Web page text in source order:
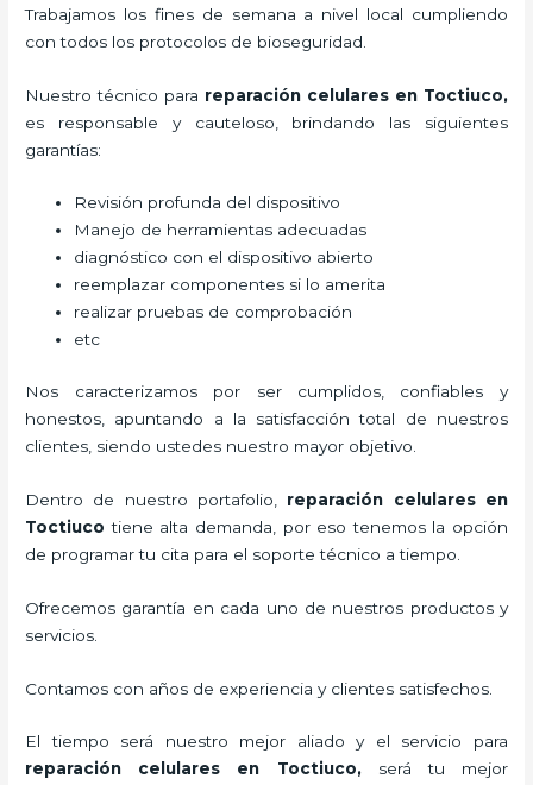
Trabajamos los fines de semana a nivel local cumpliendo
con todos los protocolos de bioseguridad.
Nuestro técnico para reparación celulares en Toctiuco,
es responsable y cauteloso, brindando las siguientes
garantías:
Revisión profunda del dispositivo
Manejo de herramientas adecuadas
diagnóstico con el dispositivo abierto
reemplazar componentes si lo amerita
realizar pruebas de comprobación
etc
Nos caracterizamos por ser cumplidos, confiables y
honestos, apuntando a la satisfacción total de nuestros
clientes, siendo ustedes nuestro mayor objetivo.
Dentro de nuestro portafolio, reparación celulares en
Toctiuco tiene alta demanda, por eso tenemos la opción
de programar tu cita para el soporte técnico a tiempo.
Ofrecemos garantía en cada uno de nuestros productos y
servicios.
Contamos con años de experiencia y clientes satisfechos.
El tiempo será nuestro mejor aliado y el servicio para
reparación celulares
en Toctiuco, será tu mejor